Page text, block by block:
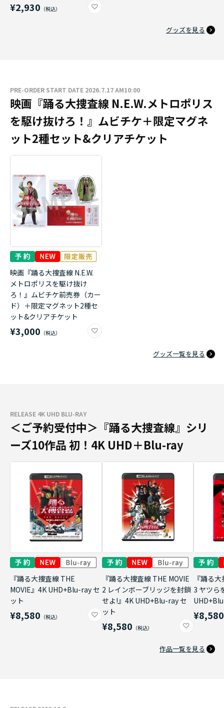
¥2,930
グッズを見る
PRE-ORDER START DATE 2026.7.17 AM10:00
映画『踊る大捜査線 N.E.W.メトロポリス
を駆け抜けろ！』ムビチケ＋限定マグネ
ット2種セット&クリアチケット
映画『踊る大捜査線 N.E.W.
メトロポリスを駆け抜け
ろ！』ムビチケ前売券（カー
ド）＋限定マグネット2種セ
ット&クリアチケット
¥3,000
グッズ一覧を見る
RELEASE 4K UHD BLU-RAY
＜ご予約受付中＞『踊る大捜査線』シリ
ーズ10作品 初！4K UHD＋Blu-ray
『踊る大捜査線 THE
MOVIE』4K UHD+Blu-ray セ
ット
¥8,580
『踊る大捜査線 THE MOVIE
2 レインボーブリッジを封鎖
せよ!』4K UHD+Blu-ray セ
ット
¥8,580
『踊る
3 ヤツら
¥8,580
作品一覧を見る